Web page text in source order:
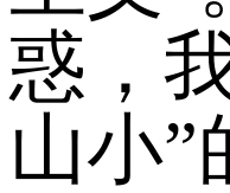
惑，
山小